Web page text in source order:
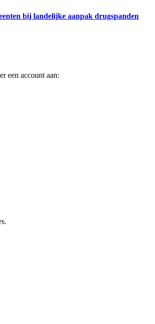
bij landelijke aanpak drugspanden
een account aan: